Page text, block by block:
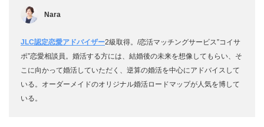
Nara
JLC認定恋愛アドバイザー2級取得。/恋活マッチングサービス”コイサ
ポ”恋愛相談員。婚活する方には、結婚後の未来を想像してもらい、そ
こに向かって婚活していただく、逆算の婚活を中心にアドバイスして
いる。オーダーメイドのオリジナル婚活ロードマップが人気を博して
いる。